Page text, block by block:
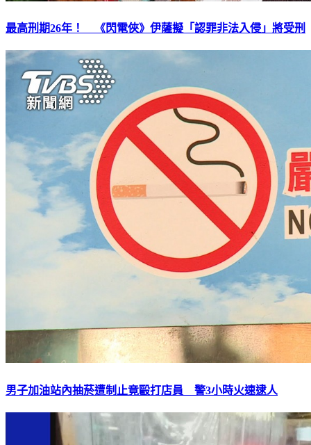
最高刑期26年！ 《閃電俠》伊薩擬「認罪非法入侵」將受刑
男子加油站內抽菸遭制止竟毆打店員 警3小時火速逮人